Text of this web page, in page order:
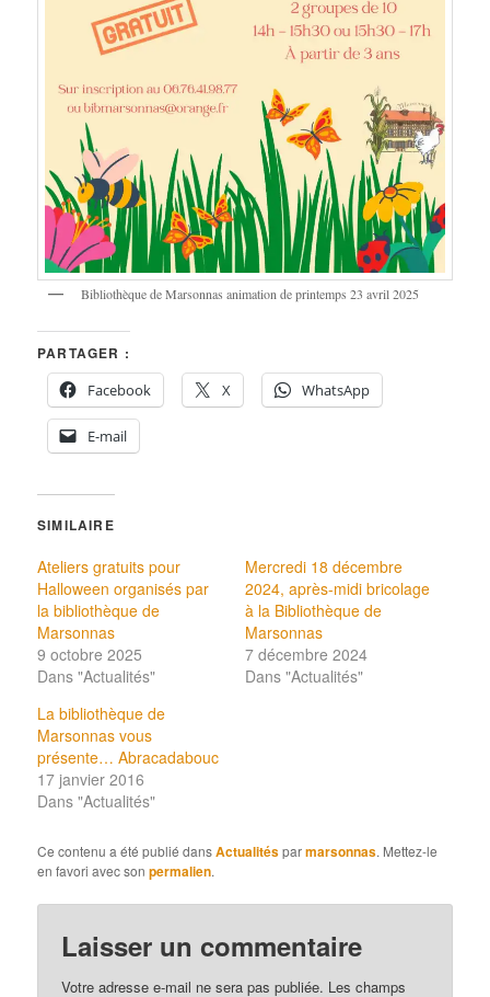
Bibliothèque de Marsonnas animation de printemps 23 avril 2025
PARTAGER :
Facebook
X WhatsApp
E-mail
SIMILAIRE
Ateliers gratuits pour
Halloween organisés par
la bibliothèque de
Marsonnas
9 octobre 2025
Dans "Actualités"
Mercredi 18 décembre
2024, après-midi bricolage
à la Bibliothèque de
Marsonnas
7 décembre 2024
Dans "Actualités"
La bibliothèque de
Marsonnas vous
présente… Abracadabouc
17 janvier 2016
Dans "Actualités"
Ce contenu a été publié dansActualitésparmarsonnas. Mettez-le
en favori avec sonpermalien.
Laisser un commentaire
Votre adresse e-mail ne sera pas publiée. Les champs